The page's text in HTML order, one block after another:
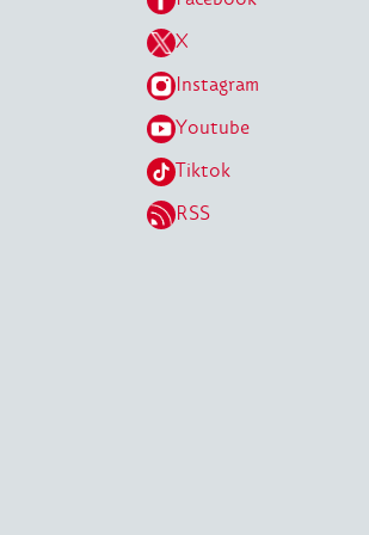
X
Instagram
Youtube
Tiktok
RSS